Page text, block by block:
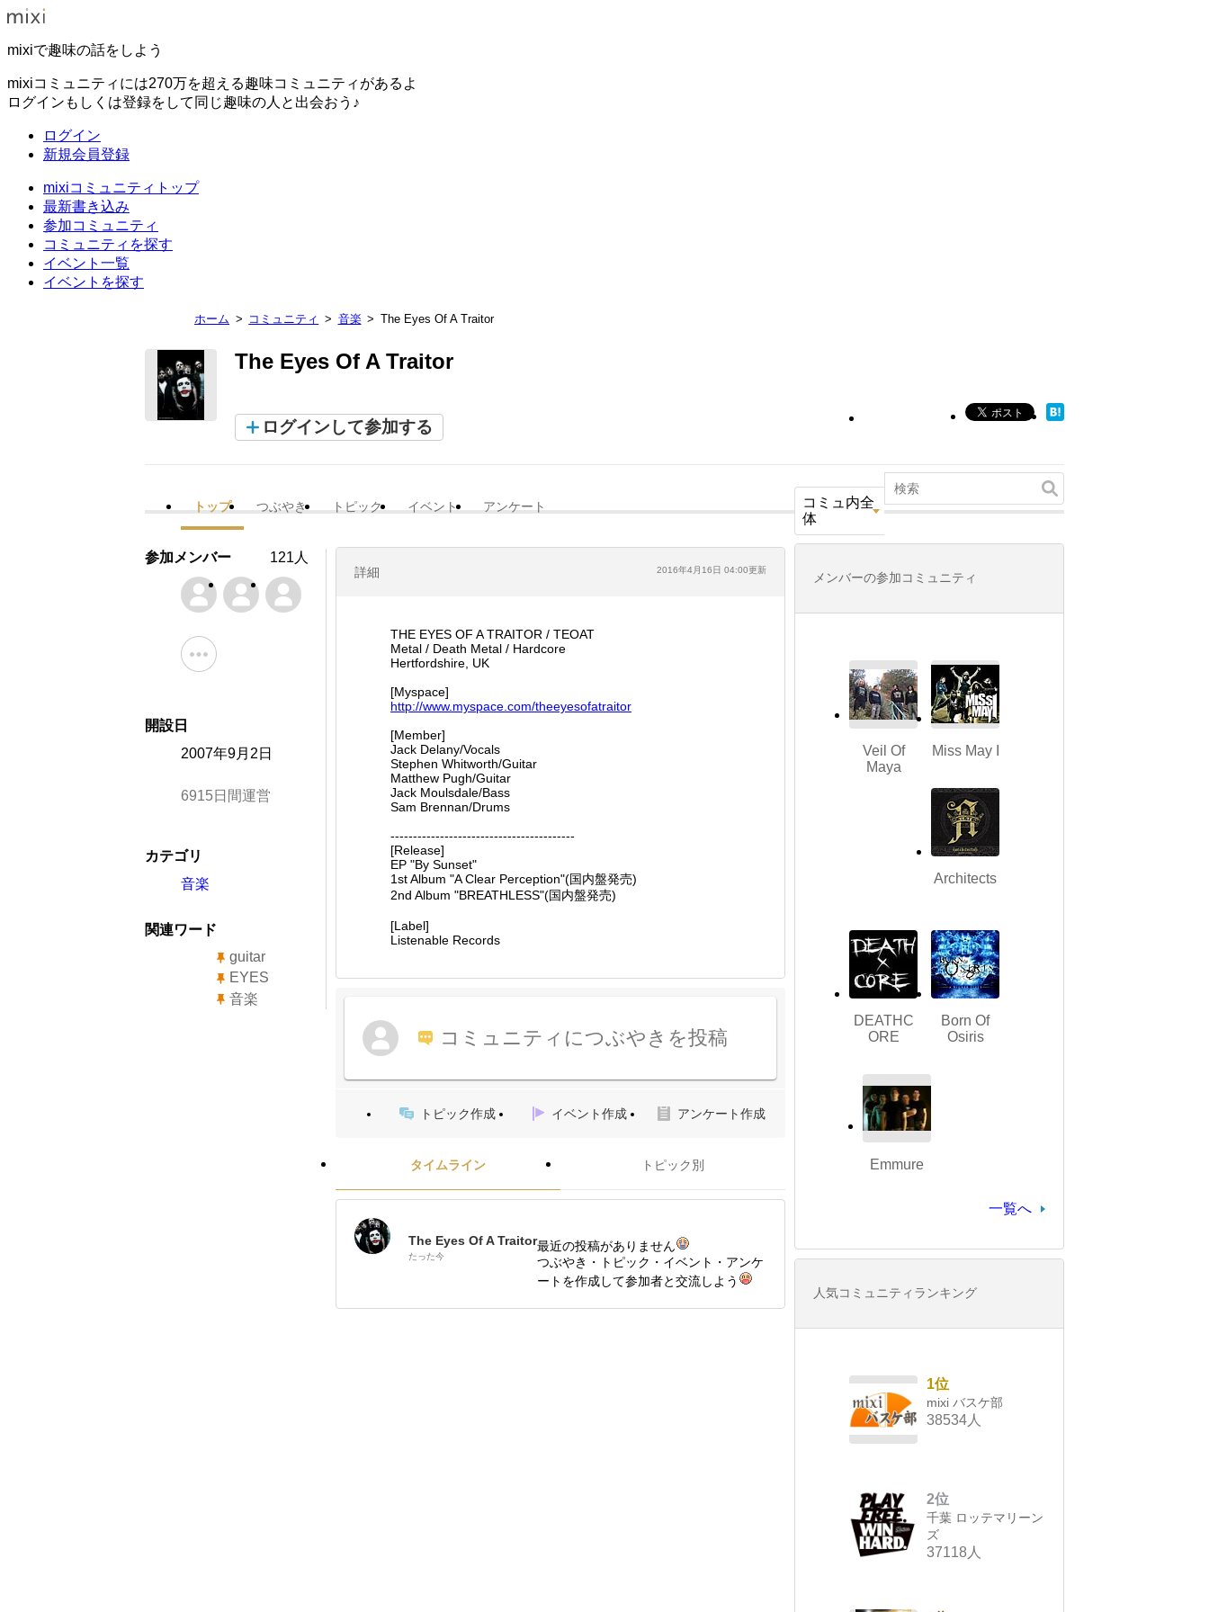
mixiで趣味の話をしよう
mixiコミュニティには270万を超える趣味コミュニティがあるよ
ログインもしくは登録をして同じ趣味の人と出会おう♪
ログイン
新規会員登録
mixiコミュニティトップ
最新書き込み
参加コミュニティ
コミュニティを探す
イベント一覧
イベントを探す
ホーム コミュニティ 音楽 The Eyes Of A Traitor
The Eyes Of A Traitor
ログインして参加する
トップ つぶやき トピック イベント アンケート
コミュ内全
体
詳細 2016年4月16日 04:00更新
THE EYES OF A TRAITOR / TEOAT
Metal / Death Metal / Hardcore
Hertfordshire, UK
[Myspace]
http://www.myspace.com/theeyesofatraitor
[Member]
Jack Delany/Vocals
Stephen Whitworth/Guitar
Matthew Pugh/Guitar
Jack Moulsdale/Bass
Sam Brennan/Drums
-----------------------------------------
[Release]
EP "By Sunset"
1st Album "A Clear Perception"(国内盤発売)
2nd Album "BREATHLESS"(国内盤発売)
[Label]
Listenable Records
コミュニティにつぶやきを投稿
トピック作成 イベント作成 アンケート作成
タイムライン トピック別
The Eyes Of A Traitor
たった今
最近の投稿がありません
つぶやき・トピック・イベント・アンケ
ートを作成して参加者と交流しよう
参加メンバー 121人
開設日
2007年9月2日
6915日間運営
カテゴリ
音楽
関連ワード
guitar
EYES
音楽
メンバーの参加コミュニティ
Veil Of
Maya
Miss May I
Architects
DEATHC
ORE
Born Of
Osiris
Emmure
一覧へ
人気コミュニティランキング
1位
mixi バスケ部
38534人
2位
千葉 ロッテマリーン
ズ
37118人